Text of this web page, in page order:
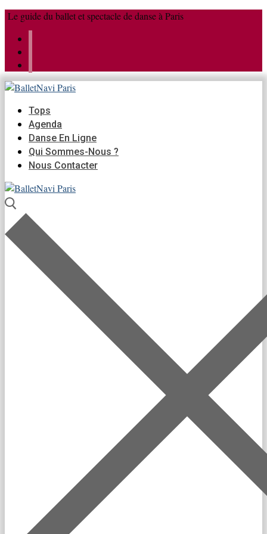
Aller
contenu
Menu
Fermer
Le guide du ballet et spectacle de danse à Paris
Tops
Agenda
Danse En Ligne
Qui Sommes-Nous ?
Nous Contacter